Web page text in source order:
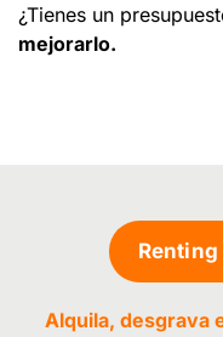
¿Tienes un
mejorarlo.
Alquila, desgrava